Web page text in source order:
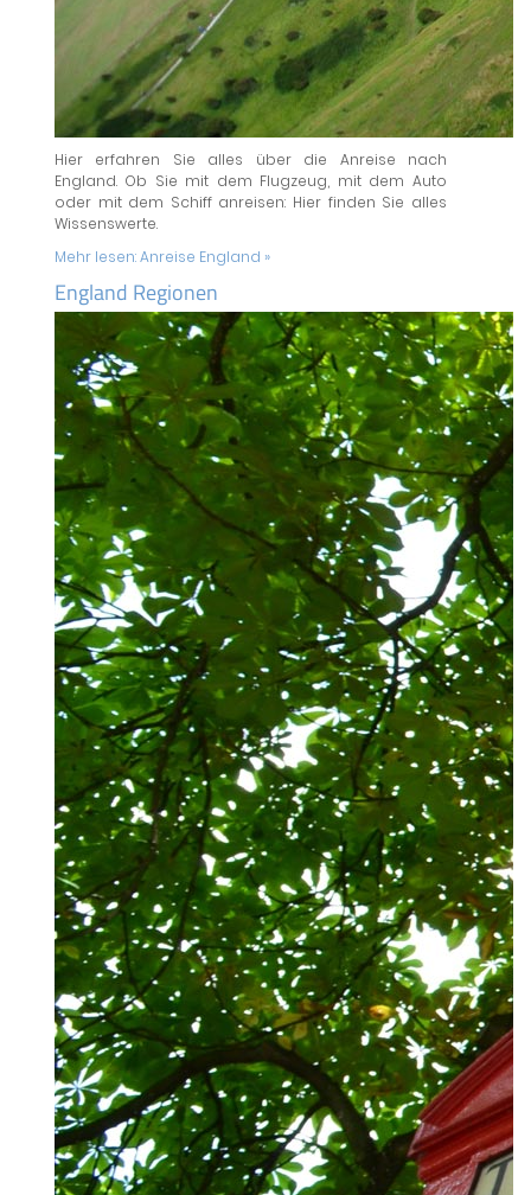
Hier erfahren Sie alles über die Anreise nach
England. Ob Sie mit dem Flugzeug, mit dem Auto
oder mit dem Schiff anreisen: Hier finden Sie alles
Wissenswerte.
Mehr lesen:Anreise England »
England Regionen